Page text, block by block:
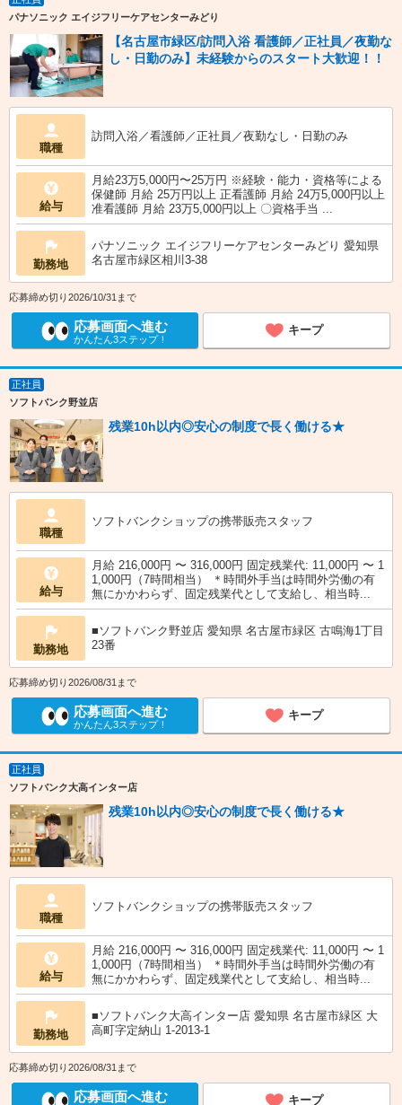
パナソニック エイジフリーケアセンターみどり
【名古屋市緑区/訪問入浴 看護師／正社員／夜勤な
し・日勤のみ】未経験からのスタート大歓迎！！
職種
訪問入浴／看護師／正社員／夜勤なし・日勤のみ
給与
月給23万5,000円〜25万円 ※経験・能力・資格等による
保健師 月給 25万円以上 正看護師 月給 24万5,000円以上
准看護師 月給 23万5,000円以上 〇資格手当 ...
勤務地
パナソニック エイジフリーケアセンターみどり 愛知県
名古屋市緑区相川3-38
応募締め切り2026/10/31まで
応募画面へ進む
かんたん3ステップ！
キープ
正社員
ソフトバンク野並店
残業10h以内◎安心の制度で長く働ける★
職種
ソフトバンクショップの携帯販売スタッフ
給与
月給 216,000円 〜 316,000円 固定残業代: 11,000円 〜 1
1,000円（7時間相当） ＊時間外手当は時間外労働の有
無にかかわらず、固定残業代として支給し、相当時...
勤務地
■ソフトバンク野並店 愛知県 名古屋市緑区 古鳴海1丁目
23番
応募締め切り2026/08/31まで
応募画面へ進む
かんたん3ステップ！
キープ
正社員
ソフトバンク大高インター店
残業10h以内◎安心の制度で長く働ける★
職種
ソフトバンクショップの携帯販売スタッフ
給与
月給 216,000円 〜 316,000円 固定残業代: 11,000円 〜 1
1,000円（7時間相当） ＊時間外手当は時間外労働の有
無にかかわらず、固定残業代として支給し、相当時...
勤務地
■ソフトバンク大高インター店 愛知県 名古屋市緑区 大
高町字定納山 1‐2013‐1
応募締め切り2026/08/31まで
応募画面へ進む キープ